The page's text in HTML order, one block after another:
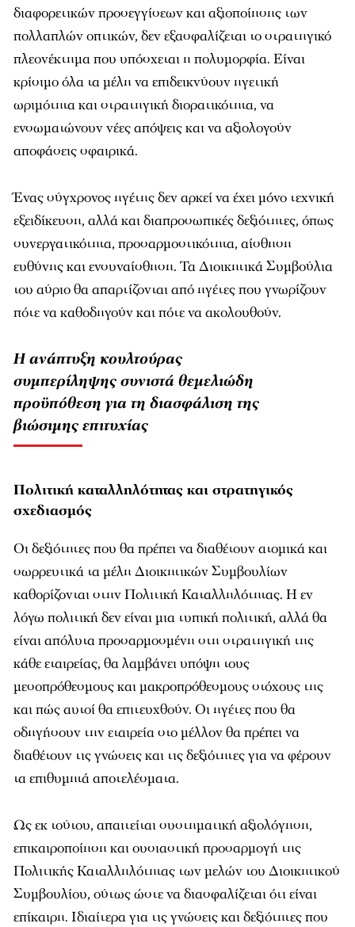
διαφορετικών προσεγγίσεων και αξιοποίησης των
πολλαπλών οπτικών, δεν εξασφαλίζεται το στρατηγικό
πλεονέκτημα που υπόσχεται η πολυμορφία. Είναι
κρίσιμο όλα τα μέλη να επιδεικνύουν ηγετική
ωριμότητα και στρατηγική διορατικότητα, να
ενσωματώνουν νέες απόψεις και να αξιολογούν
αποφάσεις σφαιρικά.
Ένας σύγχρονος ηγέτης δεν αρκεί να έχει μόνο τεχνική
εξειδίκευση, αλλά και διαπροσωπικές δεξιότητες, όπως
συνεργατικότητα, προσαρμοστικότητα, αίσθηση
ευθύνης και ενσυναίσθηση. Τα Διοικητικά Συμβούλια
του αύριο θα απαρτίζονται από ηγέτες που γνωρίζουν
πότε να καθοδηγούν και πότε να ακολουθούν.
Η ανάπτυξη κουλτούρας
συμπερίληψης συνιστά θεμελιώδη
προϋπόθεση για τη διασφάλιση της
βιώσιμης επιτυχίας
Πολιτική καταλληλότητας και στρατηγικός
σχεδιασμός
Οι δεξιότητες που θα πρέπει να διαθέτουν ατομικά και
σωρρευτικά τα μέλη Διοικητικών Συμβουλίων
καθορίζονται στην Πολιτική Καταλληλότητας. Η εν
λόγω πολιτική δεν είναι μια τυπική πολιτική, αλλά θα
είναι απόλυτα προσαρμοσμένη στη στρατηγική της
κάθε εταιρείας, θα λαμβάνει υπόψη τους
μεσοπρόθεσμους και μακροπρόθεσμους στόχους της
και πώς αυτοί θα επιτευχθούν. Οι ηγέτες που θα
οδηγήσουν την εταιρεία στο μέλλον θα πρέπει να
διαθέτουν τις γνώσεις και τις δεξιότητες για να φέρουν
τα επιθυμητά αποτελέσματα.
Ως εκ τούτου, απαιτείται συστηματική αξιολόγηση,
επικαιροποίηση και ουσιαστική προσαρμογή της
Πολιτικής Καταλληλότητας των μελών του Διοικητικού
Συμβουλίου, ούτως ώστε να διασφαλίζεται ότι είναι
επίκαιρη. Ιδιαίτερα για τις γνώσεις και δεξιότητες που